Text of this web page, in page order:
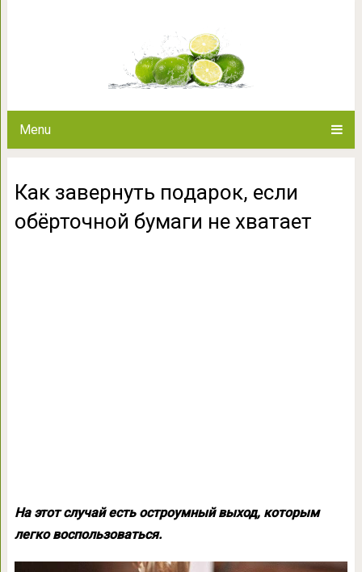
Menu
Как завернуть подарок, если
обёрточной бумаги не хватает
На этот случай есть остроумный выход, которым
легко воспользоваться.